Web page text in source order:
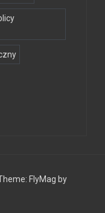
FlyMag by